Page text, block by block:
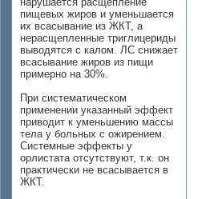
пищевых жиров и уменьшается
их всасывание из ЖКТ, а
нерасщепленные триглицериды
выводятся с калом. ЛС снижает
всасывание жиров из пищи
примерно на 30%.
При систематическом
применении указанный эффект
приводит к уменьшению массы
тела у больных с ожирением.
Системные эффекты у
орлистата отсутствуют, т.к. он
практически не всасывается в
ЖКТ.